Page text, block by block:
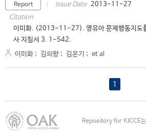
Report Issue Date 2013-11-27
Citation
이미화. (2013-11-27). 영유아 문제행동지도
사 지침서 3. 1-542.
이미화 ; 김의향 ; 김온기 ; et al
1
Repository for KICCE